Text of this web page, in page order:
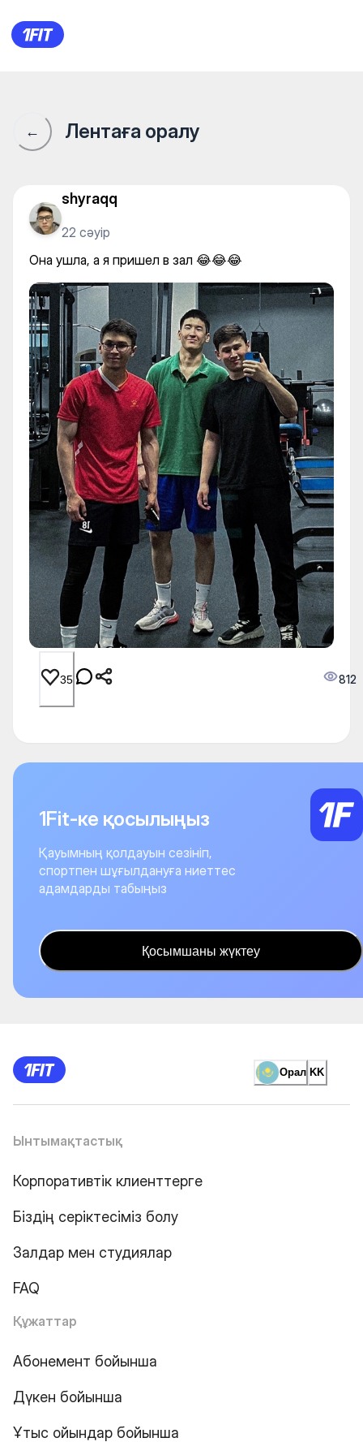
Она ушла, а я пришел в зал
← Лентаға оралу
shyraqq
22 сәуір
Она ушла, а я пришел в зал 😂😂😂
35 812
1Fit-ке қосылыңыз
Қауымның қолдауын сезініп,
спортпен шұғылдануға ниеттес
адамдарды табыңыз
Қосымшаны жүктеу
Орал KK
Ынтымақтастық
Корпоративтік клиенттерге
Біздің серіктесіміз болу
Залдар мен студиялар
FAQ
Құжаттар
Абонемент бойынша
Дүкен бойынша
Ұтыс ойындар бойынша